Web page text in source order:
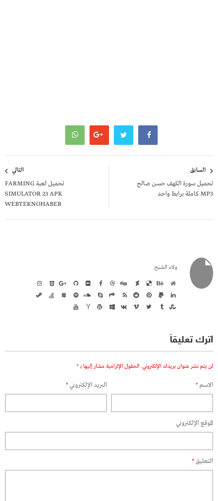
المقالات
السابق
تحميل سورة الكهف حسن صالح
MP3 كاملة برابط واحد
التالي
تحميل لعبة FARMING
SIMULATOR 23 APK
WEBTEKNOHABER
ولاء الشيخ
اترك تعليقاً
لن يتم نشر عنوان بريدك الإلكتروني. الحقول الإلزامية مشار إليها بـ *
الاسم* البريد الإلكتروني*
الموقع الإلكتروني
التعليق*